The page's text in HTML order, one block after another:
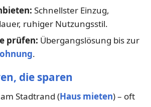
Schnellster Einzug,
ruhiger Nutzungsstil.
prüfen: Übergangslösung bis zur
.
die sparen
am Stadtrand (Haus mieten) – oft